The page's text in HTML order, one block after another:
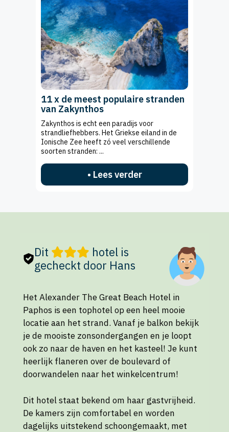
11 x de meest populaire stranden
van Zakynthos
Zakynthos is echt een paradijs voor
strandliefhebbers. Het Griekse eiland in de
Ionische Zee heeft zó veel verschillende
soorten stranden: ...
• Lees verder
Dit
hotel is
gecheckt door Hans
Het Alexander The Great Beach Hotel in
Paphos is een tophotel op een heel mooie
locatie aan het strand. Vanaf je balkon bekijk
je de mooiste zonsondergangen en je loopt
ook zo naar de haven en het kasteel! Je kunt
heerlijk flaneren over de boulevard of
doorwandelen naar het winkelcentrum!
Dit hotel staat bekend om haar gastvrijheid.
De kamers zijn comfortabel en worden
dagelijks uitstekend schoongemaakt, met